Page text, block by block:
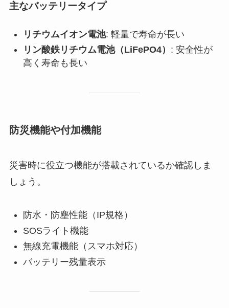
主なバッテリータイプ
リチウムイオン電池: 軽量で寿命が長い
リン酸鉄リチウム電池（LiFePO4） : 安全性が
高く寿命も長い
防災機能や付加機能
災害時に役立つ機能が搭載されているか確認しま
しょう。
防水・防塵性能（IP規格）
SOSライト機能
無線充電機能（スマホ対応）
バッテリー残量表示